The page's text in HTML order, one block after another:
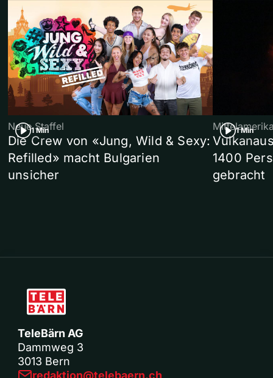
1 Min
Neue Staffel
Die Crew von «Jung, Wild & Sexy:
Refilled» macht Bulgarien
unsicher
1 Min
1400
gebracht
TeleBärn AG
Dammweg 3
3013 Bern
redaktion@telebaern.ch